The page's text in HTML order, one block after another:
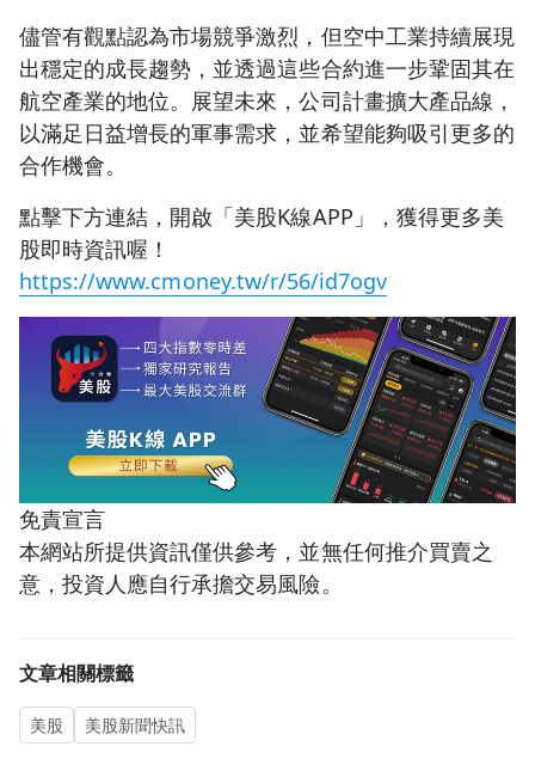
儘管有觀點認為市場競爭激烈，但空中工業持續展現
出穩定的成長趨勢，並透過這些合約進一步鞏固其在
航空產業的地位。展望未來，公司計畫擴大產品線，
以滿足日益增長的軍事需求，並希望能夠吸引更多的
合作機會。
點擊下方連結，開啟「美股K線APP」，獲得更多美
股即時資訊喔！
https://www.cmoney.tw/r/56/id7ogv
免責宣言
本網站所提供資訊僅供參考，並無任何推介買賣之
意，投資人應自行承擔交易風險。
文章相關標籤
美股 美股新聞快訊